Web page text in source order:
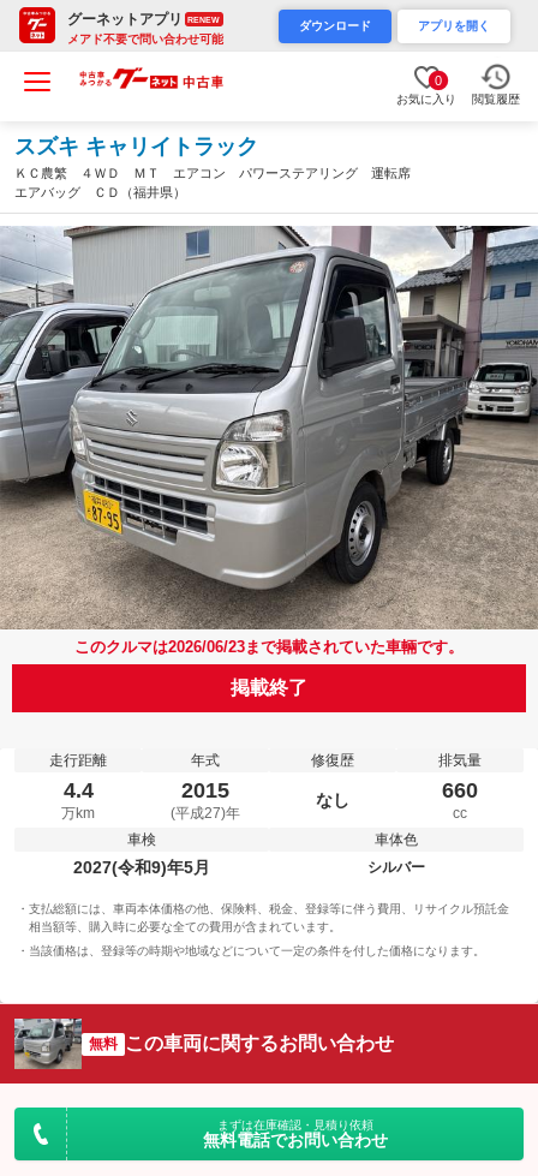
グーネットアプリ RENEW
メアド不要で問い合わせ可能
ダウンロード アプリを開く
0
お気に入り 閲覧履歴
スズキ キャリイトラック
ＫＣ農繁 ４ＷＤ ＭＴ エアコン パワーステアリング 運転席
エアバッグ ＣＤ（福井県）
このクルマは2026/06/23まで掲載されていた車輛です。
掲載終了
走行距離
4.4
万km
年式
2015
(平成27)年
修復歴
なし
排気量
660
cc
車検
2027(令和9)年5月
車体色
シルバー
支払総額には、車両本体価格の他、保険料、税金、登録等に伴う費用、リサイクル預託金
相当額等、購入時に必要な全ての費用が含まれています。
当該価格は、登録等の時期や地域などについて一定の条件を付した価格になります。
無料 この車両に関するお問い合わせ
まずは在庫確認・見積り依頼
無料電話でお問い合わせ